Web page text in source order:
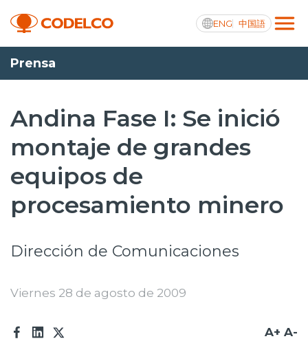
ENG 中国語
Transparencia activa
Nosotros
Operaciones
Proyectos
Inversionistas
Prensa
Prensa
Andina Fase I: Se inició
montaje de grandes
equipos de
procesamiento minero
Dirección de Comunicaciones
Viernes 28 de agosto de 2009
A+ A-